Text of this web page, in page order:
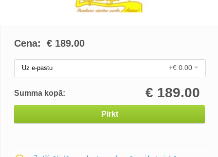
Cena: € 189.00
Uz e-pastu +€ 0.00
Summa kopā: € 189.00
Pirkt